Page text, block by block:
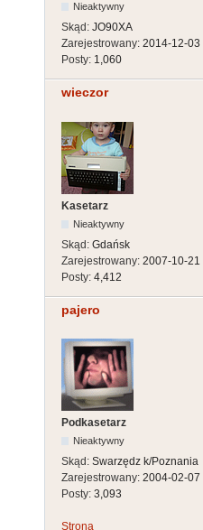
Nieaktywny
Skąd: JO90XA
Zarejestrowany: 2014-12-03
Posty: 1,060
wieczor
Kasetarz
Nieaktywny
Skąd: Gdańsk
Zarejestrowany: 2007-10-21
Posty: 4,412
pajero
Podkasetarz
Nieaktywny
Skąd: Swarzędz k/Poznania
Zarejestrowany: 2004-02-07
Posty: 3,093
Strona